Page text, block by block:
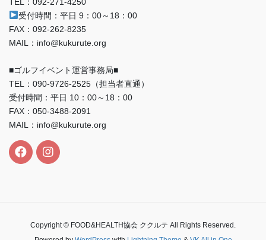
受付時間：平日 9：00～18：00
FAX：092-262-8235
MAIL：info@kukurute.org
■ゴルフイベント運営事務局■
TEL：090‐9726‐2525（担当者直通）
受付時間：平日 10：00～18：00
FAX：050-3488-2091
MAIL：info@kukurute.org
Copyright © FOOD&HEALTH協会 ククルテ All Rights Reserved.